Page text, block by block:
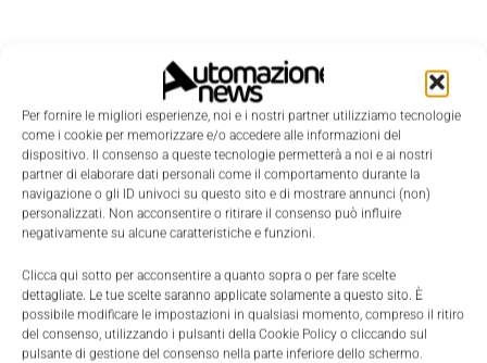
Per fornire le migliori esperienze, noi e i nostri partner utilizziamo tecnologie
come i cookie per memorizzare e/o accedere alle informazioni del
dispositivo. Il consenso a queste tecnologie permetterà a noi e ai nostri
partner di elaborare dati personali come il comportamento durante la
navigazione o gli ID univoci su questo sito e di mostrare annunci (non)
personalizzati. Non acconsentire o ritirare il consenso può influire
negativamente su alcune caratteristiche e funzioni.
Clicca qui sotto per acconsentire a quanto sopra o per fare scelte
dettagliate. Le tue scelte saranno applicate solamente a questo sito. È
possibile modificare le impostazioni in qualsiasi momento, compreso il ritiro
del consenso, utilizzando i pulsanti della Cookie Policy o cliccando sul
pulsante di gestione del consenso nella parte inferiore dello schermo.
LEGGI LA RIVISTA ⇢